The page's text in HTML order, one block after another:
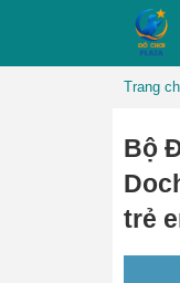
Trang
Bộ
trẻ